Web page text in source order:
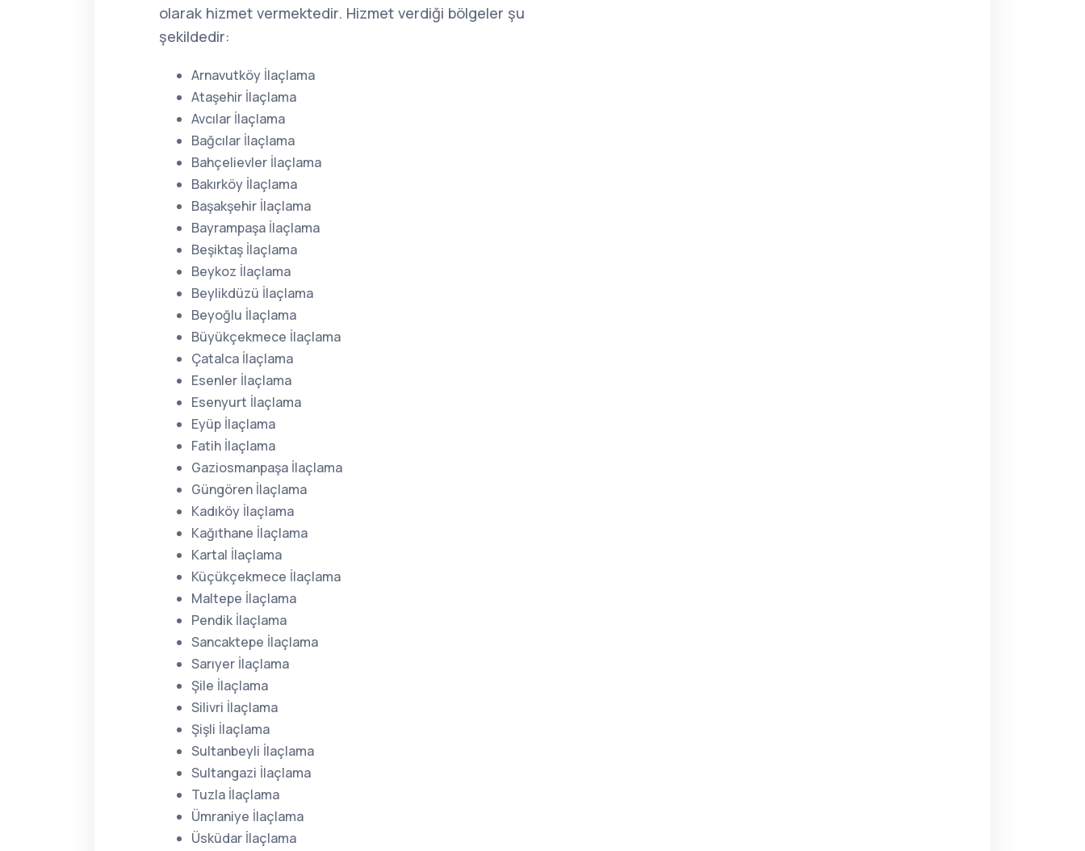
olarak hizmet vermektedir. Hizmet verdiği bölgeler şu
şekildedir:
Arnavutköy İlaçlama
Ataşehir İlaçlama
Avcılar İlaçlama
Bağcılar İlaçlama
Bahçelievler İlaçlama
Bakırköy İlaçlama
Başakşehir İlaçlama
Bayrampaşa İlaçlama
Beşiktaş İlaçlama
Beykoz İlaçlama
Beylikdüzü İlaçlama
Beyoğlu İlaçlama
Büyükçekmece İlaçlama
Çatalca İlaçlama
Esenler İlaçlama
Esenyurt İlaçlama
Eyüp İlaçlama
Fatih İlaçlama
Gaziosmanpaşa İlaçlama
Güngören İlaçlama
Kadıköy İlaçlama
Kağıthane İlaçlama
Kartal İlaçlama
Küçükçekmece İlaçlama
Maltepe İlaçlama
Pendik İlaçlama
Sancaktepe İlaçlama
Sarıyer İlaçlama
Şile İlaçlama
Silivri İlaçlama
Şişli İlaçlama
Sultanbeyli İlaçlama
Sultangazi İlaçlama
Tuzla İlaçlama
Ümraniye İlaçlama
Üsküdar İlaçlama